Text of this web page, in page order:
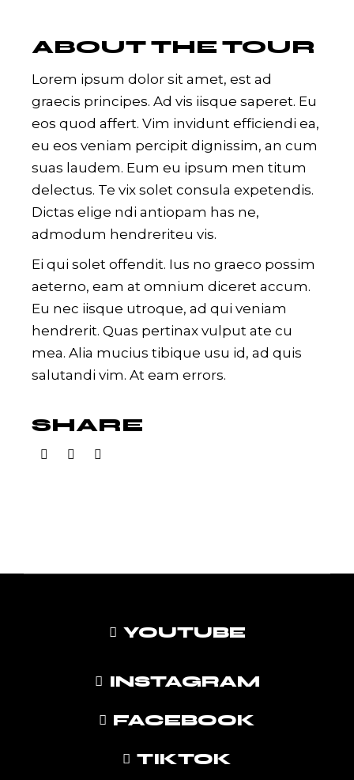
ABOUT THE TOUR
Lorem ipsum dolor sit amet, est ad
graecis principes. Ad vis iisque saperet. Eu
eos quod affert. Vim invidunt efficiendi ea,
eu eos veniam percipit dignissim, an cum
suas laudem. Eum eu ipsum men titum
delectus. Te vix solet consula expetendis.
Dictas elige ndi antiopam has ne,
admodum hendreriteu vis.
Ei qui solet offendit. Ius no graeco possim
aeterno, eam at omnium diceret accum.
Eu nec iisque utroque, ad qui veniam
hendrerit. Quas pertinax vulput ate cu
mea. Alia mucius tibique usu id, ad quis
salutandi vim. At eam errors.
SHARE
YOUTUBE
INSTAGRAM
FACEBOOK
TIKTOK